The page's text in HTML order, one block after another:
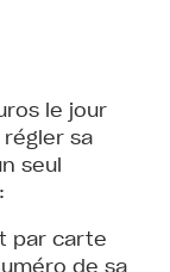
le jour
sa
seul
par carte
de sa